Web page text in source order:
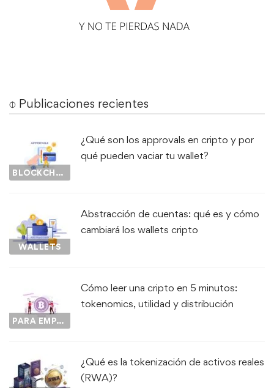
⌽ Publicaciones recientes
BLOCKCHAIN
¿Qué son los approvals en cripto y por
qué pueden vaciar tu wallet?
WALLETS
Abstracción de cuentas: qué es y cómo
cambiará los wallets cripto
PARA EMPEZAR...
Cómo leer una cripto en 5 minutos:
tokenomics, utilidad y distribución
¿Qué es la tokenización de activos reales
(RWA)?